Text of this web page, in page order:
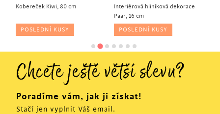
Kobereček Kiwi, 80 cm
POSLEDNÍ KUSY
Interiérová hliníková dekorace
Paar, 16 cm
POSLEDNÍ KUSY
Chcete ještě větší slevu?
Poradíme vám, jak ji získat!
Stačí jen vyplnit Váš email.